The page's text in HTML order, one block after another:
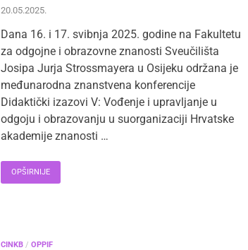
20.05.2025.
Dana 16. i 17. svibnja 2025. godine na Fakultetu
za odgojne i obrazovne znanosti Sveučilišta
Josipa Jurja Strossmayera u Osijeku održana je
međunarodna znanstvena konferencije
Didaktički izazovi V: Vođenje i upravljanje u
odgoju i obrazovanju u suorganizaciji Hrvatske
akademije znanosti …
OPŠIRNIJE
CINKB / OPPIF